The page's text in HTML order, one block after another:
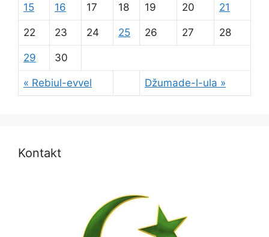
« Rebiul-evvel Džumade-l-ula »
15 16 17 18 19 20 21
22 23 24 25 26 27 28
29 30
Kontakt